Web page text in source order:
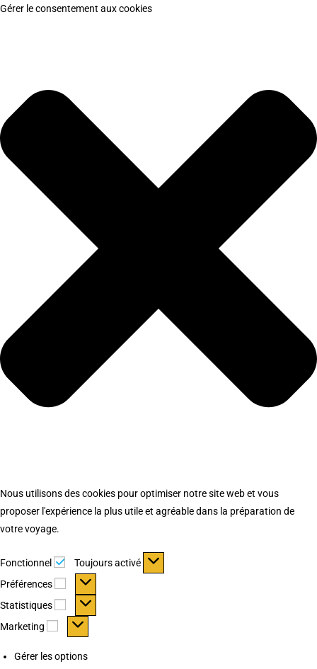
Gérer le consentement aux cookies
Nous utilisons des cookies pour optimiser notre site web et vous
proposer l'expérience la plus utile et agréable dans la préparation de
votre voyage.
Fonctionnel Fonctionnel
Toujours activé
Préférences
Préférences
Statistiques Statistiques
Marketing Marketing
Gérer les options